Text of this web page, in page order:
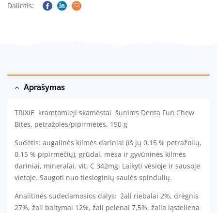
Dalintis:
Facebook
Linkedin
Email
Aprašymas
TRIXIE kramtomieji skamėstai šunims Denta Fun Chew
Bites, petražolės/pipirmėtės, 150 g
Sudėtis: augalinės kilmės dariniai (iš jų 0,15 % petražolių,
0,15 % pipirmėčių), grūdai, mėsa ir gyvūninės kilmės
dariniai, mineralai. vit. C 342mg. Laikyti vėsioje ir sausoje
vietoje. Saugoti nuo tiesioginių saulės spindulių.
Analitinės sudedamosios dalys: žali riebalai 2%, drėgnis
27%, žali baltymai 12%, žali pelenai 7,5%, žalia ląsteliena